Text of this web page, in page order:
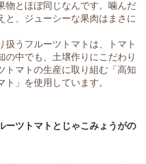
物とほぼ同じなんです。噛んだ
と、ジューシーな果肉はまさに
扱うフルーツトマトは、トマト
の中でも、土壌作りにこだわり
トマトの生産に取り組む「高知
」を使用しています。
ーツトマトとじゃこみょうがの